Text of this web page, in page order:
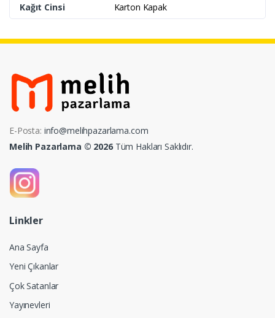
Kağıt Cinsi
Karton Kapak
E-Posta: info@melihpazarlama.com
Melih Pazarlama © 2026Tüm Hakları Saklıdır.
Linkler
Ana Sayfa
Yeni Çıkanlar
Çok Satanlar
Yayınevleri